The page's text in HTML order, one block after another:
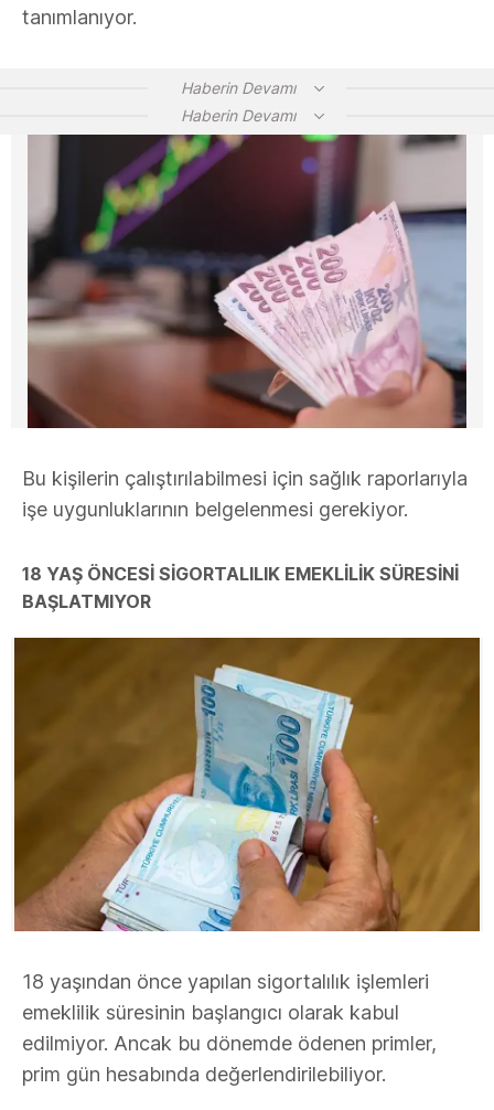
tanımlanıyor.
Haberin Devamı
Haberin Devamı
Bu kişilerin çalıştırılabilmesi için sağlık raporlarıyla
işe uygunluklarının belgelenmesi gerekiyor.
18 YAŞ ÖNCESI SIGORTALILIK EMEKLILIK SÜRESINI
BAŞLATMIYOR
18 yaşından önce yapılan sigortalılık işlemleri
emeklilik süresinin başlangıcı olarak kabul
edilmiyor. Ancak bu dönemde ödenen primler,
prim gün hesabında değerlendirilebiliyor.